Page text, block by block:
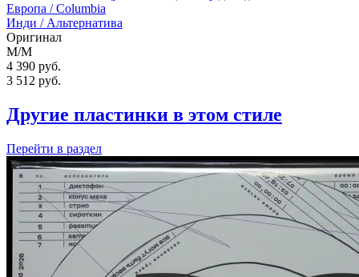
Европа /Columbia
Инди / Альтернатива
Оригинал
M/M
4 390 руб.
3 512 руб.
Другие пластинки в этом стиле
Перейти в раздел